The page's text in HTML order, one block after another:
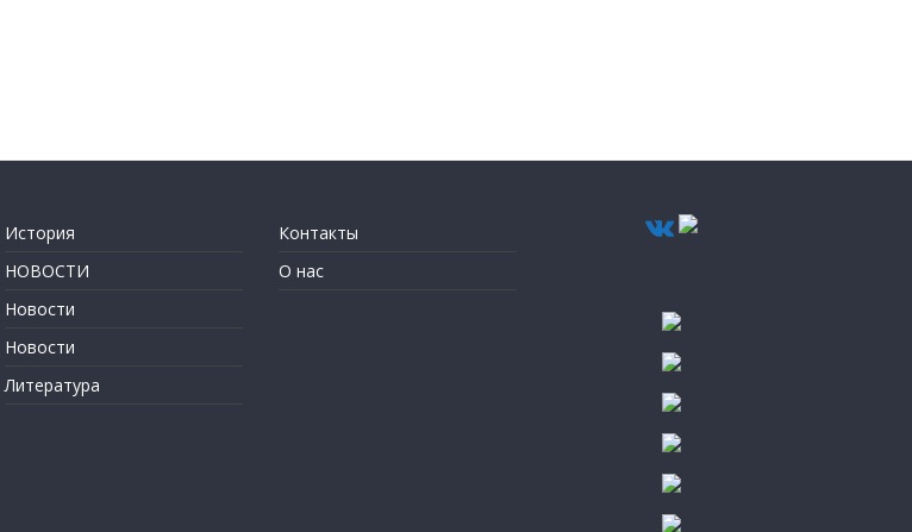
История
НОВОСТИ
Новости
Новости
Литература
Контакты
О нас